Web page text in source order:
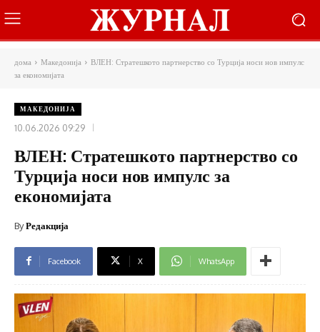
дома Македонија
ВЛЕН: Стратешкото партнерство со Турција носи нов импулс
за економијата
МАКЕДОНИЈА
10.06.2026 09:29
ВЛЕН: Стратешкото партнерство со
Турција носи нов импулс за
економијата
ByРедакција
Facebook X WhatsApp